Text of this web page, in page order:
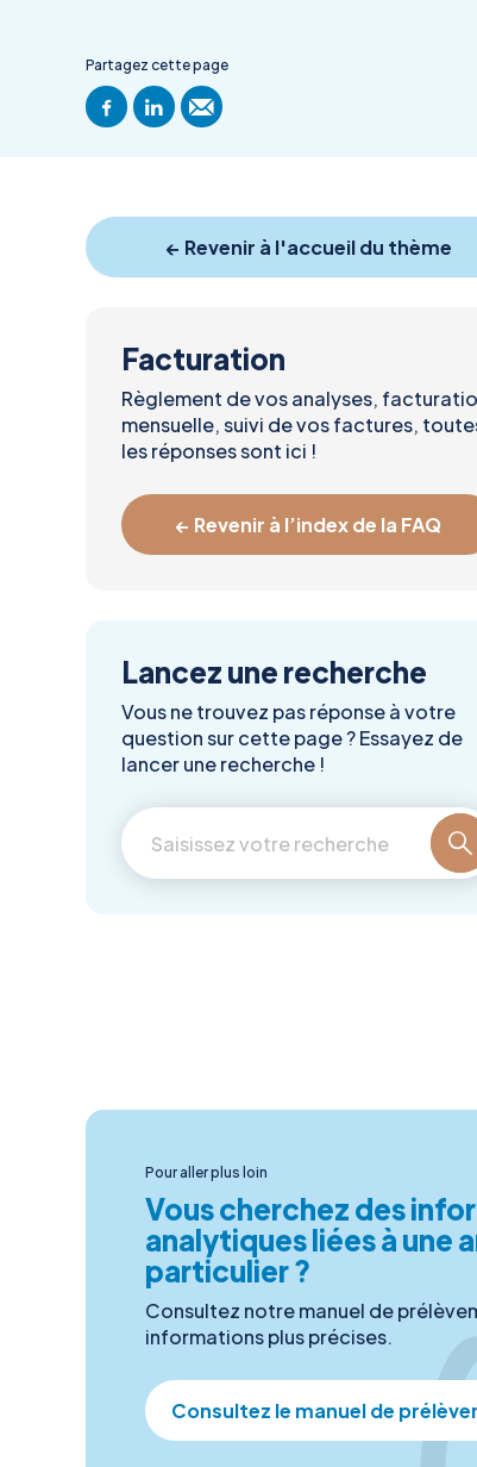
Partagez cette page
← Revenir à l'accueil du thème
Facturation
Règlement de vos analyses,
mensuelle, suivi de vos factures,
les réponses sont ici !
← Revenir à l’index de la FAQ
Lancez une recherche
Vous ne trouvez pas réponse à votre
question sur cette page ? Essayez de
lancer une recherche !
Pour aller plus loin
Vous cherchez des
analytiques liées à une
particulier ?
Consultez notre manuel de
informations plus précises.
Consultez le manuel de